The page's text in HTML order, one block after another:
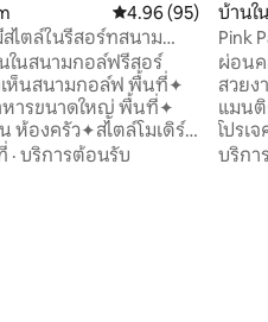
คะแนนเฉลี่ย 4.96 จา
4.96 (95)
ไตล์ในรีสอร์ทสนาม
ในสนามกอล์ฟรีสอร์
สนามกอล์ฟ พื้นที่✦
หารขนาดใหญ่ พื้นที่✦
ห้องครัว✦สไตล์โมเดิร์
าง ✦ สมาร์ททีวี, Wi-
· บริการต้อนรับ
บ้านใ
Pink
เธียเ
ผ่อนค
สวยง
แมน
โปรเ
ห้องค
บริกา